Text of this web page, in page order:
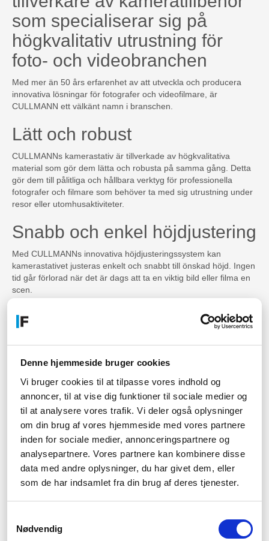
Denne hjemmeside bruger cookies
Vi bruger cookies til at tilpasse vores indhold og
annoncer, til at vise dig funktioner til sociale medier og
til at analysere vores trafik. Vi deler også oplysninger
om din brug af vores hjemmeside med vores partnere
inden for sociale medier, annonceringspartnere og
analysepartnere. Vores partnere kan kombinere disse
data med andre oplysninger, du har givet dem, eller
som de har indsamlet fra din brug af deres tjenester.
Nødvendig
som specialiserar sig på
högkvalitativ utrustning för
foto- och videobranchen
Med mer än 50 års erfarenhet av att utveckla och producera
innovativa lösningar för fotografer och videofilmare, är
CULLMANN ett välkänt namn i branschen.
Lätt och robust
CULLMANNs kamerastativ är tillverkade av högkvalitativa
material som gör dem lätta och robusta på samma gång. Detta
gör dem till pålitliga och hållbara verktyg för professionella
fotografer och filmare som behöver ta med sig utrustning under
resor eller utomhusaktiviteter.
Snabb och enkel höjdjustering
Med CULLMANNs innovativa höjdjusteringssystem kan
kamerastativet justeras enkelt och snabbt till önskad höjd. Ingen
tid går förlorad när det är dags att ta en viktig bild eller filma en
scen.
Enkel att transportera
och filmare att ta sin utrustning på resor och vara säkra på att
Flera fästpunkter
CULLMANNs kamerastativ har flera fästpunkter för kameror och
tillbehör, vilket ger användarna flexibilitet och skapar möjlighet
att skapa en mängd olika bildkompositioner. Detta gör dem
idealiska för en mängd olika fotoprojekt och videofilmningar.
Kompatibilitet med olika
CULLMANNs kamerastativ är utformade för att fungera med en